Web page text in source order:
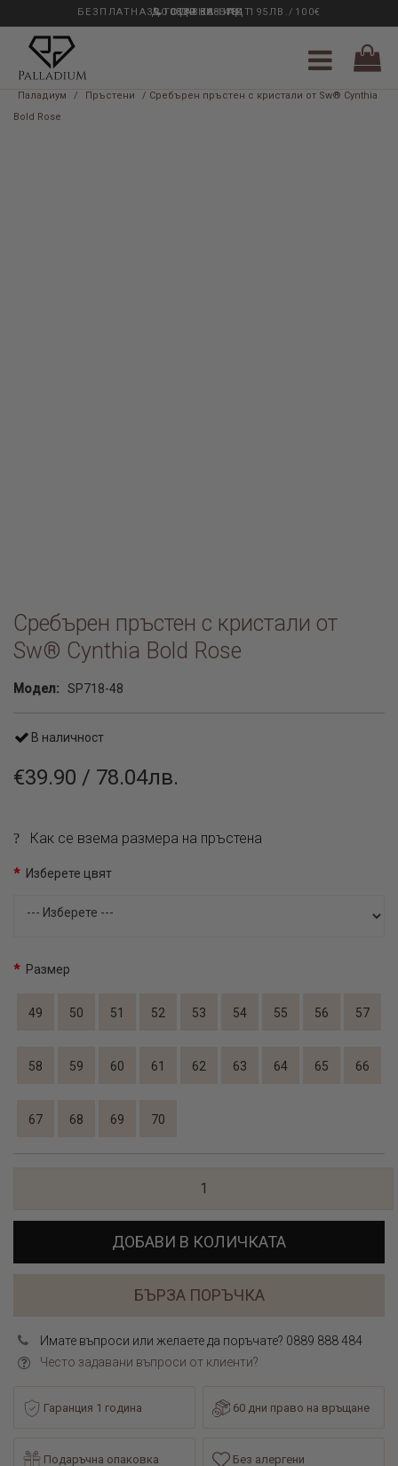
33 ГОДИНИ ОПИТ
БЕЗПЛАТНА ДОСТАВКА НАД 195ЛВ./100€
0889 888 484
Паладиум / Пръстени
/ Сребърен пръстен с кристали от Sw® Cynthia
Bold Rose
Сребърен пръстен с кристали от
Sw® Cynthia Bold Rose
Модел: SP718-48
В наличност
€39.90 / 78.04лв.
Как се взема размера на пръстена
Изберете цвят
Размер
49 50 51 52 53 54 55 56 57
58 59 60 61 62 63 64 65 66
67 68 69 70
ДОБАВИ В КОЛИЧКАТА
БЪРЗА ПОРЪЧКА
Имате въпроси или желаете да поръчате? 0889 888 484
Често задавани въпроси от клиенти?
Гаранция 1 година 60 дни право на връщане
Подаръчна опаковка Без алергени